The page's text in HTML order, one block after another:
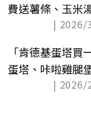
費送薯條、玉米
| 2026/
「肯德基蛋塔
蛋塔、咔啦雞腿
| 2026/